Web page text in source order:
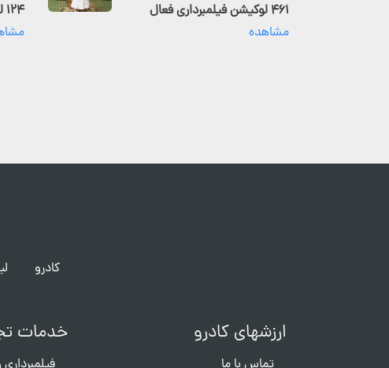
۴۶۱ لوکیشن فیلمبرداری فعال
مشاهده
۱۲۴ لوکیشن فیلمبرداری فعال
کادرو
ارزشهای کادرو خدمات